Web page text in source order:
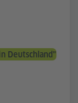
Deutschland"